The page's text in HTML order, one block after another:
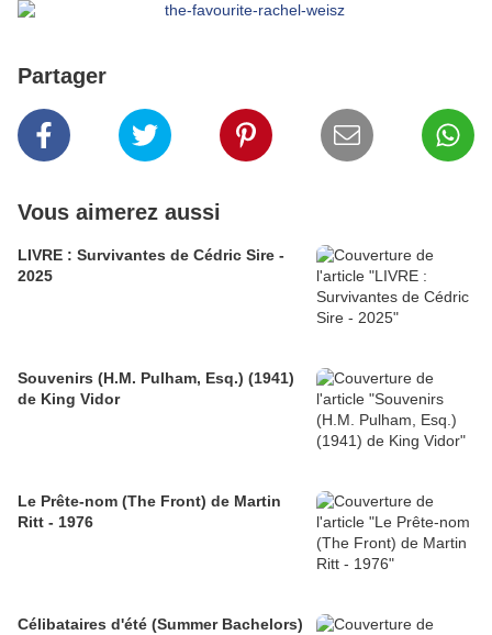
Partager
Vous aimerez aussi
LIVRE : Survivantes de Cédric Sire -
2025
Souvenirs (H.M. Pulham, Esq.) (1941)
de King Vidor
Le Prête-nom (The Front) de Martin
Ritt - 1976
Célibataires d'été (Summer Bachelors)